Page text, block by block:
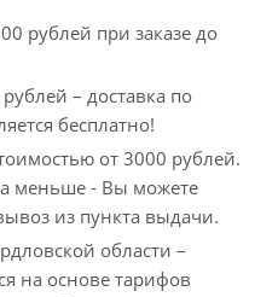
рублей при заказе до
– доставка по
бесплатно!
от 3000 рублей.
меньше - Вы можете
из пункта выдачи.
области –
на основе тарифов